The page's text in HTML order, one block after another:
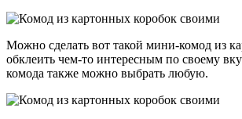
Можно сделать вот такой мини-комод из
обклеить чем-то интересным по своему
комода также можно выбрать любую.